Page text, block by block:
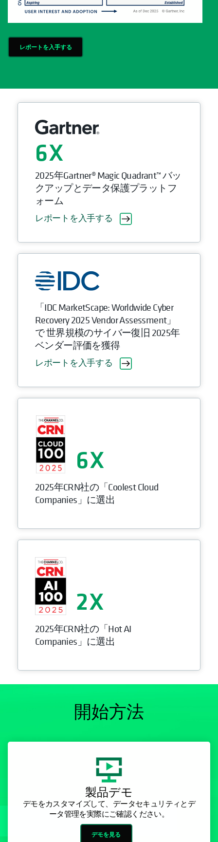
レポートを入手する
6
2025年Gartner® Magic Quadrant™ バッ
クアップとデータ保護プラットフ
ォーム
レポートを入手する
「IDC MarketScape: Worldwide Cyber
Recovery 2025 Vendor Assessment」
で 世界規模のサイバー復旧 2025年
ベンダー評価を獲得
レポートを入手する
6
2025年CRN社の「Coolest Cloud
Companies」に選出
2
2025年CRN社の「Hot AI
Companies」に選出
開始方法
製品デモ
デモをカスタマイズして、データセキュリティとデ
ータ管理を実際にご確認ください。
デモを見る